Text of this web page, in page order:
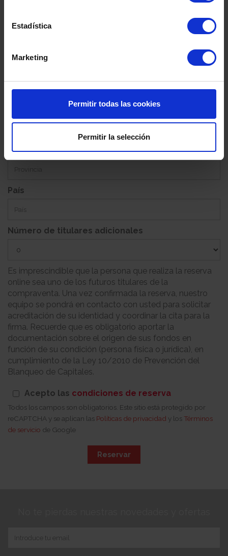
Estadística
Marketing
Permitir todas las cookies
Permitir la selección
Dirección
Provincia
País
Número de titulares adicionales
Es imprescindible que la persona que realiza la reserva
online sea uno de los futuros titulares de la
compraventa. Una vez confirmada la reserva, nuestro
equipo se pondrá en contacto con usted para solicitar
acreditación de su identidad y coordinar la cita para la
firma. Recuerde que es obligatorio aportar la
documentación sobre el origen de sus fondos en
función de su condición (persona física o jurídica), en
cumplimiento de la Ley 10/2010 de Prevención del
Blanqueo de Capitales.
Acepto las condiciones de reserva
Todos los campos son obligatorios. Este sitio está protegido por
reCAPTCHA y se aplican las Políticas de privacidad y los Términos
de servicio de Google
Reservar